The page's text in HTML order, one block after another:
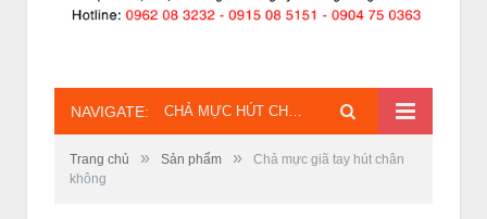
NAVIGATE:
Trang chủ » Sản phẩm »
Chả mực giã tay hút chân
không